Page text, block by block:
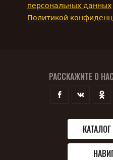
персональных данных
Политикой
РАССКАЖИТЕ О